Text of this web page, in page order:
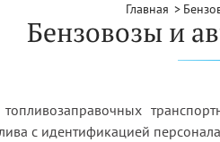
Главная
Бензовозы и
с идентификацией